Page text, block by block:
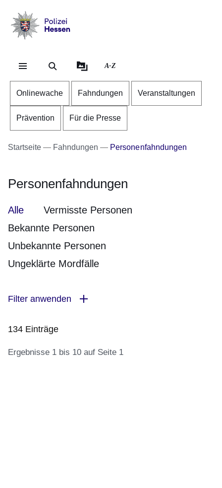
Hessen
A-Z
Onlinewache Fahndungen Veranstaltungen
Prävention Für die Presse
Startseite Fahndungen Personenfahndungen
Personenfahndungen
Alle
Vermisste Personen
Bekannte Personen
Unbekannte Personen
Ungeklärte Mordfälle
Filter anwenden
134 Einträge
Ergebnisse 1 bis 10 auf Seite 1